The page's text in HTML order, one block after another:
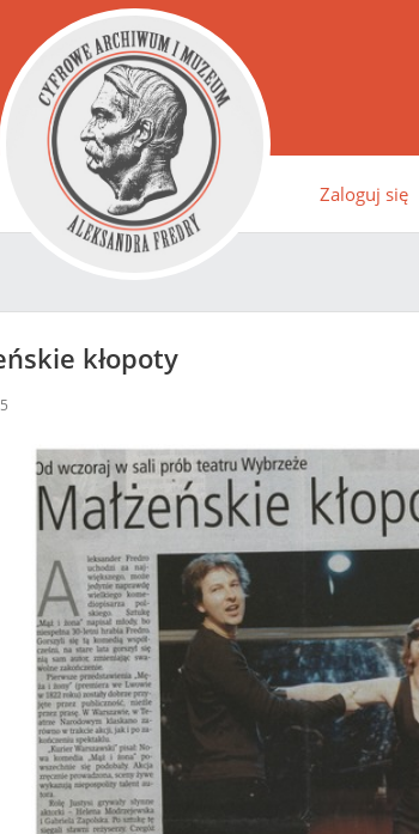
Zaloguj się
kłopoty